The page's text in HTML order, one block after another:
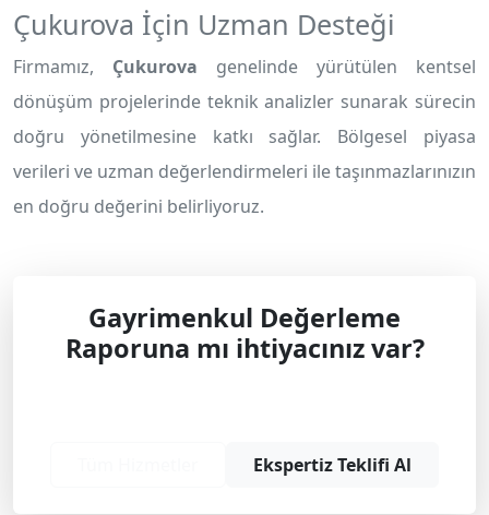
Çukurova İçin Uzman Desteği
Firmamız, Çukurova genelinde yürütülen kentsel
dönüşüm projelerinde teknik analizler sunarak sürecin
doğru yönetilmesine katkı sağlar. Bölgesel piyasa
verileri ve uzman değerlendirmeleri ile taşınmazlarınızın
en doğru değerini belirliyoruz.
Gayrimenkul Değerleme
Raporuna mı ihtiyacınız var?
Ekspertiz Teklifi Al